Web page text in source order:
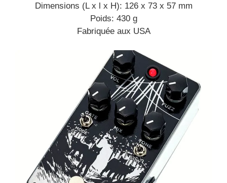
Dimensions (L x l x H): 126 x 73 x 57 mm
Poids: 430 g
Fabriquée aux USA